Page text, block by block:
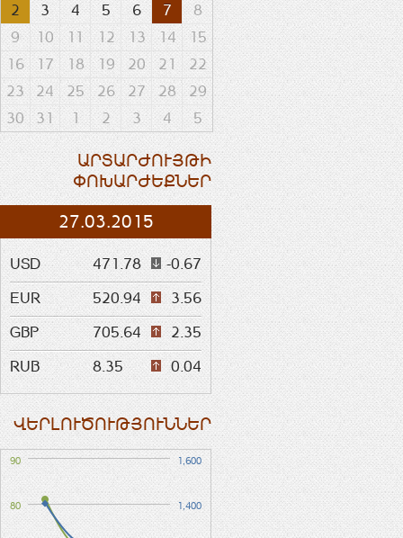
2
3 4 5 6 7
8
9
10 11 12 13 14
15
16
17 18 19 20 21
22
23
24 25 26 27 28
29
30
31 1 2 3 4 5
ԱՐՏԱՐԺՈՒՅԹԻ
ՓՈԽԱՐԺԵՔՆԵՐ
27.03.2015
USD 471.78
-0.67
EUR
520.94
3.56
GBP
705.64
2.35
RUB
8.35 0.04
ՎԵՐԼՈՒԾՈՒԹՅՈՒՆՆԵՐ
80
90
1,400
1,600